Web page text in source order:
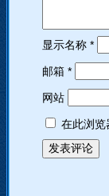
显示名称 *
邮箱 *
网站
在此浏览